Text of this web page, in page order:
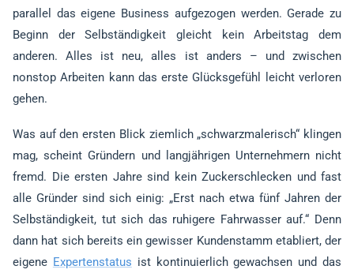
parallel das eigene Business aufgezogen werden. Gerade zu
Beginn der Selbständigkeit gleicht kein Arbeitstag dem
anderen. Alles ist neu, alles ist anders – und zwischen
nonstop Arbeiten kann das erste Glücksgefühl leicht verloren
gehen.
Was auf den ersten Blick ziemlich „schwarzmalerisch“ klingen
mag, scheint Gründern und langjährigen Unternehmern nicht
fremd. Die ersten Jahre sind kein Zuckerschlecken und fast
alle Gründer sind sich einig: „Erst nach etwa fünf Jahren der
Selbständigkeit, tut sich das ruhigere Fahrwasser auf.“ Denn
dann hat sich bereits ein gewisser Kundenstamm etabliert, der
eigene Expertenstatus ist kontinuierlich gewachsen und das